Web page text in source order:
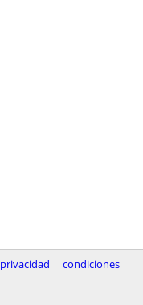
privacidad
condiciones